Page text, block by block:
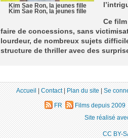
Kim Sae Ron, la jeunes fille
Kim Sae Ron, la jeunes fille
Ce
faire de concessions, sans
lourdeur, de nombreux sujets
structure de thriller avec des
Accueil|Contact|Plan du site|Se
FR Films depuis 2009
Site réalisé
CC BY-